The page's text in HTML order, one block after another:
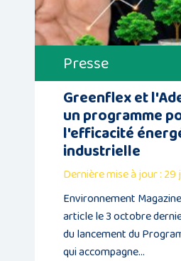
Presse
Greenflex et
un programme
l'efficacité
industrielle
Dernière mise à jour : 29
Environnement
article le 3 octobre
du lancement du
qui accompagne…